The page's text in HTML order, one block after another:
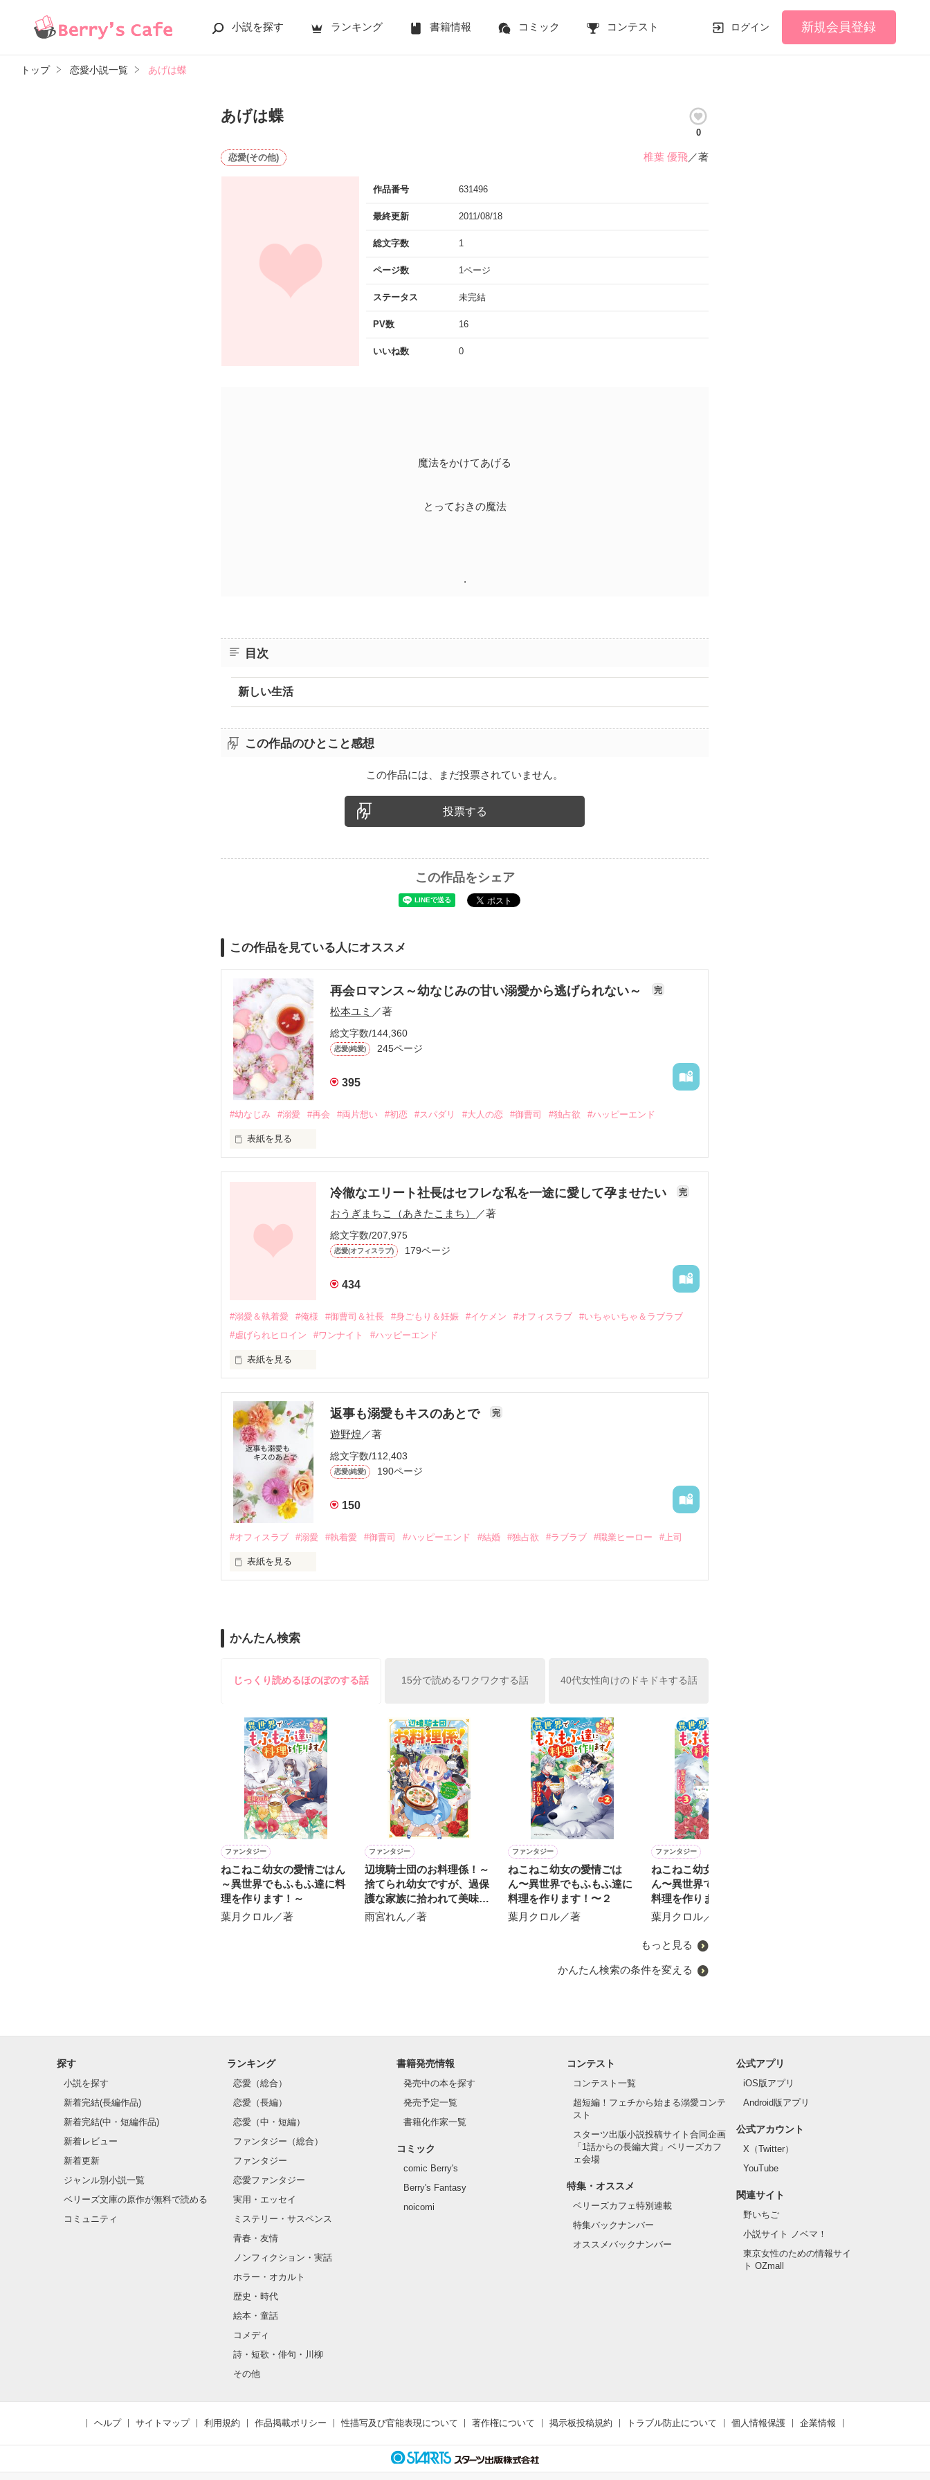
小説を探す ランキング 書籍情報 コミック コンテスト ログイン 新規会員登録
トップ 恋愛小説一覧 あげは蝶
あげは蝶
0
恋愛(その他) 椎葉 優飛／著
作品番号 631496
最終更新 2011/08/18
総文字数 1
ページ数 1ページ
ステータス 未完結
PV数 16
いいね数 0
魔法をかけてあげる
とっておきの魔法
.
目次
新しい生活
この作品のひとこと感想
この作品には、まだ投票されていません。
投票する
この作品をシェア
この作品を見ている人にオススメ
再会ロマンス～幼なじみの甘い溺愛から逃げられない～ 完
松本ユミ ／著
総文字数/144,360
恋愛(純愛) 245ページ
395
#幼なじみ #溺愛 #再会 #両片想い #初恋 #スパダリ #大人の恋 #御曹司 #独占欲 #ハッピーエンド
表紙を見る
しかし、ある出来事をきっかけに二人の関係は壊れてしまう。
関係修復もできないまま、美桜は両親の離婚によって
引っ越すことになり、哲平とも離れ離れになった。
そして、ひょんなことから
酔った勢いで一夜を共にしてしまった。
さらに、美桜が初めてだと知った哲平は
甘やかしてくる。
そんなある日、哲平は美桜がストーカー被害に
遭っていることを知る。
美桜を守るため、哲平は同居を提案してきて――。
夏木美桜(なつきみお)
✕
鳴海哲平 (なるみてっぺい)
止まっていたはずの二人の時間が、再び動き出す。
作品を読む
冷徹なエリート社長はセフレな私を一途に愛して孕ませたい 完
おうぎまちこ（あきたこまち） ／著
総文字数/207,975
恋愛(オフィスラブ) 179ページ
434
#溺愛＆執着愛 #俺様 #御曹司＆社長 #身ごもり＆妊娠 #イケメン #オフィスラブ
#いちゃいちゃ＆ラブラブ
#虐げられヒロイン
#ワンナイト #ハッピーエンド
表紙を見る
帰国後、美桜は新しい職場でワンナイトした美青年と再会。なんと彼の正体は、とある財閥御曹司に
も関わらず、一族を離れて起業した新進気鋭の実業家、社内でも冷徹だと評判な社長――御影恭司その
人だったのだ――！
なぜか恭司から飼い猫の世話係を命じられた美桜は、猫の世話を口実にしばしば呼び出された上、二
返事も溺愛もキスのあとで 完
遊野煌 ／著
総文字数/112,403
恋愛(純愛) 190ページ
150
#オフィスラブ #溺愛 #執着愛 #御曹司 #ハッピーエンド #結婚 #独占欲 #ラブラブ #職業ヒーロー #上司
表紙を見る
雪瀬鷹哉（29）が『──俺と結婚してくれないか』といきなりプロポーズをしてきた上、同居まで提案
鷹哉『宜しくな、俺の雛子』🦅
シゴデキで冷徹な上司が見せる素顔は、なぜか想像以上に甘くて……🐥💓🦅
※表紙も作中使用の画像も全てフリー素材です。
※執筆期間2026.6.3〜7.20完結です。
※他サイトさんにて恋愛トレンド1位でした〜良かったら読んで頂けると嬉しいです。
作品を読む
かんたん検索
じっくり読めるほのぼのする話 15分で読めるワクワクする話 40代女性向けのドキドキする話
ファンタジー
ねこねこ幼女の愛情ごはん
～異世界でもふもふ達に料
理を作ります！～
葉月クロル／著
ファンタジー
辺境騎士団のお料理係！～
捨てられ幼女ですが、過保
護な家族に拾われて美味し
いごはんを作ります～
雨宮れん／著
ファンタジー
ねこねこ幼女の愛情ごは
ん〜異世界でもふもふ達に
料理を作ります！〜２
葉月クロル／著
ファンタジー
ねこねこ幼女の愛情ごは
ん〜異世界でもふもふ達に
料理を作ります！〜３
葉月クロル／著
もっと見る
かんたん検索の条件を変える
探す
小説を探す
新着完結(長編作品)
新着完結(中・短編作品)
新着レビュー
新着更新
ジャンル別小説一覧
ベリーズ文庫の原作が無料で読める
コミュニティ
ランキング
恋愛（総合）
恋愛（長編）
恋愛（中・短編）
ファンタジー（総合）
ファンタジー
恋愛ファンタジー
実用・エッセイ
ミステリー・サスペンス
青春・友情
ノンフィクション・実話
ホラー・オカルト
歴史・時代
絵本・童話
コメディ
詩・短歌・俳句・川柳
その他
書籍発売情報
発売中の本を探す
発売予定一覧
書籍化作家一覧
コミック
comic Berry's
Berry's Fantasy
noicomi
コンテスト
コンテスト一覧
超短編！フェチから始まる溺愛コンテ
スト
スターツ出版小説投稿サイト合同企画
「1話からの長編大賞」ベリーズカフ
ェ会場
特集・オススメ
ベリーズカフェ特別連載
特集バックナンバー
オススメバックナンバー
公式アプリ
iOS版アプリ
Android版アプリ
公式アカウント
X（Twitter）
YouTube
関連サイト
野いちご
小説サイト ノベマ！
東京女性のための情報サイ
ト OZmall
ヘルプ サイトマップ 利用規約 作品掲載ポリシー 性描写及び官能表現について 著作権について 掲示板投稿規約 トラブル防止について 個人情報保護 企業情報